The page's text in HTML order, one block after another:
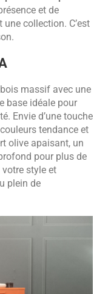
et de
une collection. C’est
massif avec une
base idéale pour
Envie d’une touche
tendance et
olive apaisant, un
pour plus de
votre style et
plein de